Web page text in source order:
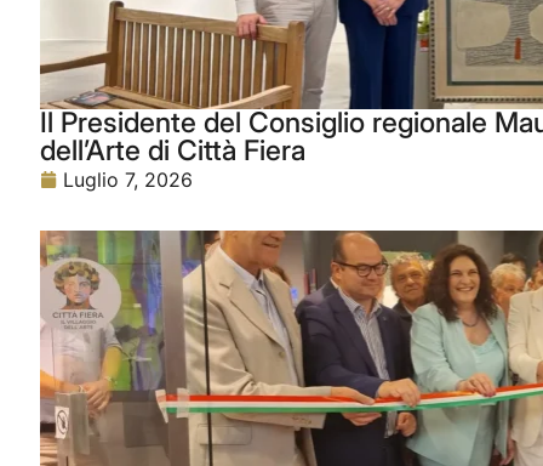
Il Presidente del Consiglio regionale
dell’Arte di Città Fiera
Luglio 7, 2026